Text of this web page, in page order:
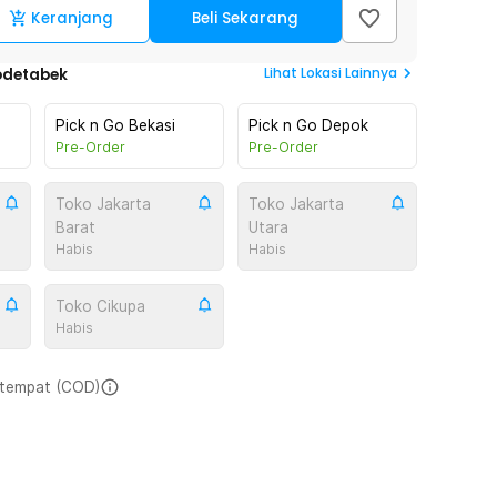
Keranjang Beli Sekarang
Lihat Lokasi Lainnya
Pick n Go Bekasi
Pre-Order
Pick n Go Depok
Pre-Order
Toko Jakarta
Barat
Habis
Toko Jakarta
Utara
Habis
Toko Cikupa
Habis
(COD)